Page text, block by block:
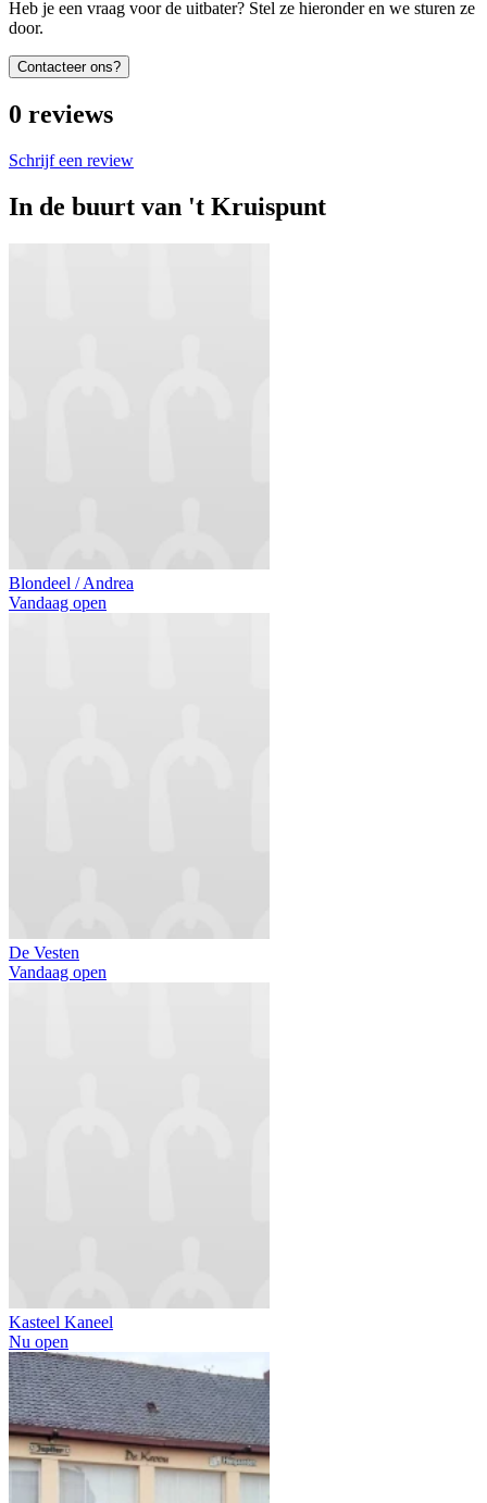
Heb je een vraag voor de uitbater? Stel ze hieronder en we sturen ze
door.
Contacteer ons?
0 reviews
Schrijf een review
In de buurt van 't Kruispunt
Blondeel / Andrea
Vandaag open
De Vesten
Vandaag open
Kasteel Kaneel
Nu open